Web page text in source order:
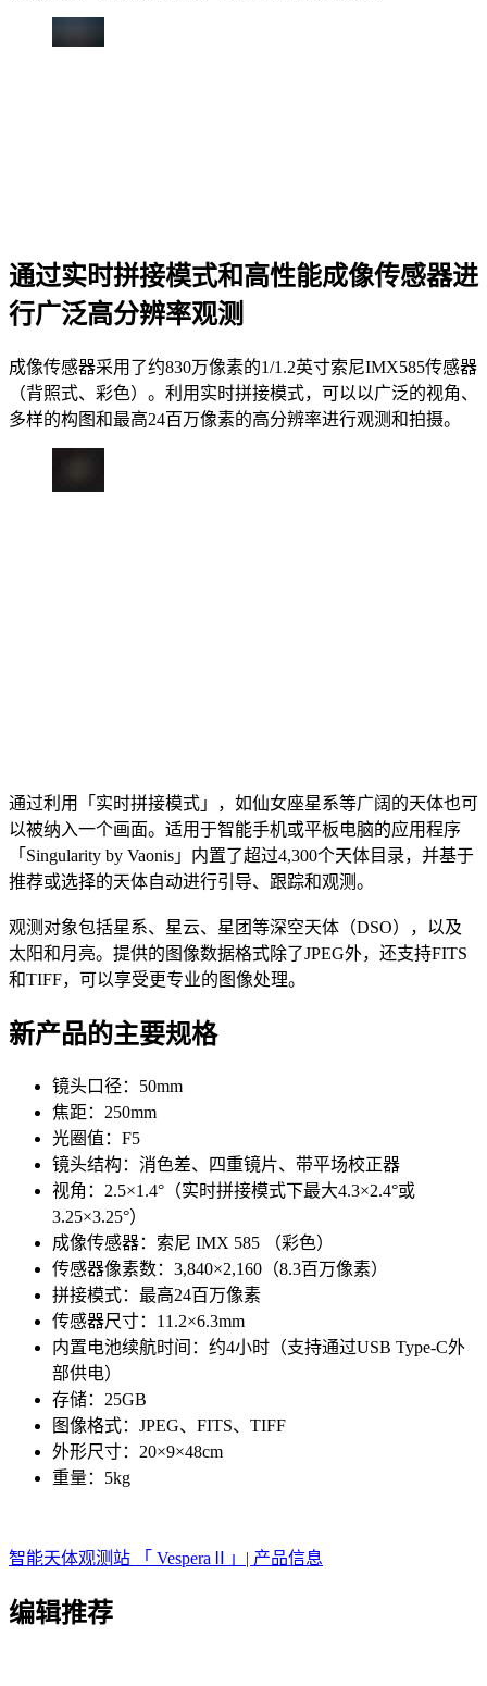
通过实时拼接模式和高性能成像传感器进
行广泛高分辨率观测
成像传感器采用了约830万像素的1/1.2英寸索尼IMX585传感器
（背照式、彩色）。利用实时拼接模式，可以以广泛的视角、
多样的构图和最高24百万像素的高分辨率进行观测和拍摄。
通过利用「实时拼接模式」，如仙女座星系等广阔的天体也可
以被纳入一个画面。适用于智能手机或平板电脑的应用程序
「Singularity by Vaonis」内置了超过4,300个天体目录，并基于
推荐或选择的天体自动进行引导、跟踪和观测。
观测对象包括星系、星云、星团等深空天体（DSO），以及
太阳和月亮。提供的图像数据格式除了JPEG外，还支持FITS
和TIFF，可以享受更专业的图像处理。
新产品的主要规格
镜头口径：50mm
焦距：250mm
光圈值：F5
镜头结构：消色差、四重镜片、带平场校正器
视角：2.5×1.4°（实时拼接模式下最大4.3×2.4°或
3.25×3.25°）
成像传感器：索尼 IMX 585 （彩色）
传感器像素数：3,840×2,160（8.3百万像素）
拼接模式：最高24百万像素
传感器尺寸：11.2×6.3mm
内置电池续航时间：约4小时（支持通过USB Type-C外
部供电）
存储：25GB
图像格式：JPEG、FITS、TIFF
外形尺寸：20×9×48cm
重量：5kg
智能天体观测站 「 VesperaⅡ」| 产品信息
编辑推荐